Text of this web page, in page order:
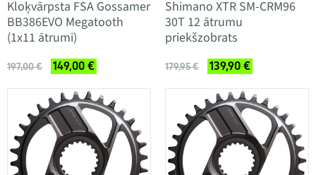
Kloķvārpsta FSA Gossamer
BB386EVO Megatooth
(1x11 ātrumi)
197,00 € 149,00 €
Shimano XTR SM-CRM96
30T 12 ātrumu
priekšzobrats
179,95 € 139,90 €